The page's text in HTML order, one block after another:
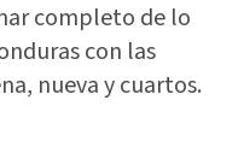
completo de lo
con las
nueva y cuartos.